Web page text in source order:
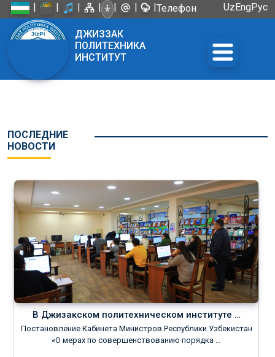
| | | | | | |Телефон
UzEngРус
ДЖИЗЗАК
ПОЛИТЕХНИКА
ИНСТИТУТ
ПОСЛЕДНИЕ
НОВОСТИ
В Джизакском политехническом институте …
Постановление Кабинета Министров Республики Узбекистан
«О мерах по совершенствованию порядка …